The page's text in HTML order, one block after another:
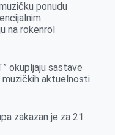
ponudu
na rokenrol
okupljaju sastave
aktuelnosti
zakazan je za 21